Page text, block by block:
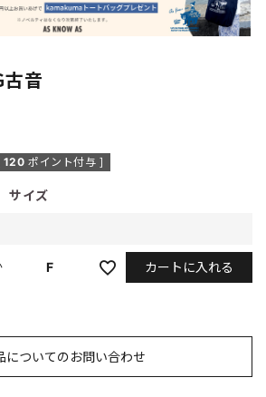
古音
120 ポイント付与 ]
サイズ
F カートに入れる
についてのお問い合わせ